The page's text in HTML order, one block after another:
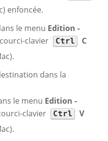
enfoncée.
le menu Edition -
clavier Ctrl
C
dans la
le menu Edition -
clavier Ctrl
V